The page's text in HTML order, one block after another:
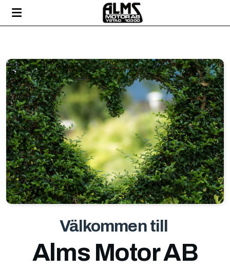
Välkommen till
Alms Motor AB